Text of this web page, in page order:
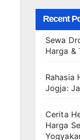
Recent
Sewa
Harga &
Rahasia
Jogja:
Cerita
Harga